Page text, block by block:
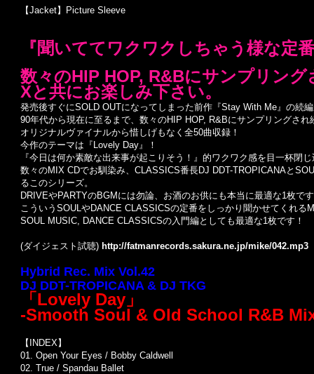
【Jacket】Picture Sleeve
『聞いててワクワクしちゃう様な定
数々のHIP HOP, R&Bにサンプリン
Xと共にお楽しみ下さい。
発売後すぐにSOLD OUTになってしまった前作『Stay With Me』の続
90年代から現在に至るまで、数々のHIP HOP, R&Bにサンプリングさ
オリジナルヴァイナルから惜しげもなく全50曲収録！
今作のテーマは『Lovely Day』！
『今日は何か素敵な出来事が起こりそう！』的ワクワク感を目一杯閉
数々のMIX CDでお馴染み、CLASSICS番長DJ DDT-TROPICANAと
るこのシリーズ。
DRIVEやPARTYのBGMには勿論、お酒のお供にも本当に最適な1枚で
こういうSOULやDANCE CLASSICSの定番をしっかり聞かせてくれる
SOUL MUSIC, DANCE CLASSICSの入門編としても最適な1枚です！
(ダイジェスト試聴) http://fatmanrecords.sakura.ne.jp/mike/042.mp3
Hybrid Rec. Mix Vol.42
DJ DDT-TROPICANA & DJ TKG
「Lovely Day」
-Smooth Soul & Old School R&B
【INDEX】
01. Open Your Eyes / Bobby Caldwell
02. True / Spandau Ballet